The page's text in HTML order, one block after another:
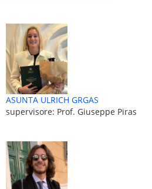
ASUNTA ULRICH GRGAS
supervisore: Prof. Giuseppe Piras